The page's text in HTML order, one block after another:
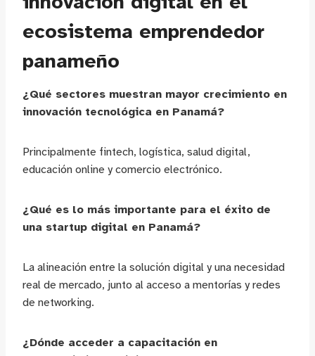
ecosistema emprendedor
panameño
¿Qué sectores muestran mayor crecimiento en
innovación tecnológica en Panamá?
Principalmente fintech, logística, salud digital,
educación online y comercio electrónico.
¿Qué es lo más importante para el éxito de
una startup digital en Panamá?
La alineación entre la solución digital y una necesidad
real de mercado, junto al acceso a mentorías y redes
de networking.
¿Dónde acceder a capacitación en